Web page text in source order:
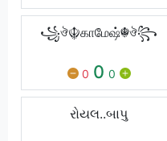
꧁ঔ☬காமேஷ்☬ঔ꧂
0 0 0
રોયલ..બાપુ